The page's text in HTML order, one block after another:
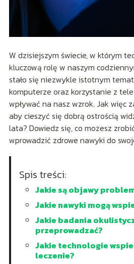
W dzisiejszym świecie, w którym
kluczową rolę w naszym
stało się niezwykle istotnym
komputerze oraz korzystanie z
wpływać na nasz wzrok. Jak więc
aby cieszyć się dobrą ostrością
lata? Dowiedz się, co możesz
wprowadzić zdrowe nawyki do
Spis treści:
Jakie są objawy
Jakie nawyki mogą
Jakie badania
przeprowadzać?
Jakie technologie
leczenie?